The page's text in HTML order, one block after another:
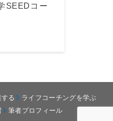
SEEDコー
る
ライフコーチングを学ぶ
筆者プロフィール